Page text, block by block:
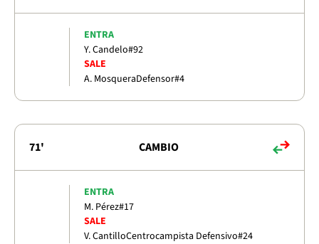
ENTRA
Y. Candelo#92
SALE
A. MosqueraDefensor#4
71' CAMBIO
ENTRA
M. Pérez#17
SALE
V. CantilloCentrocampista Defensivo#24